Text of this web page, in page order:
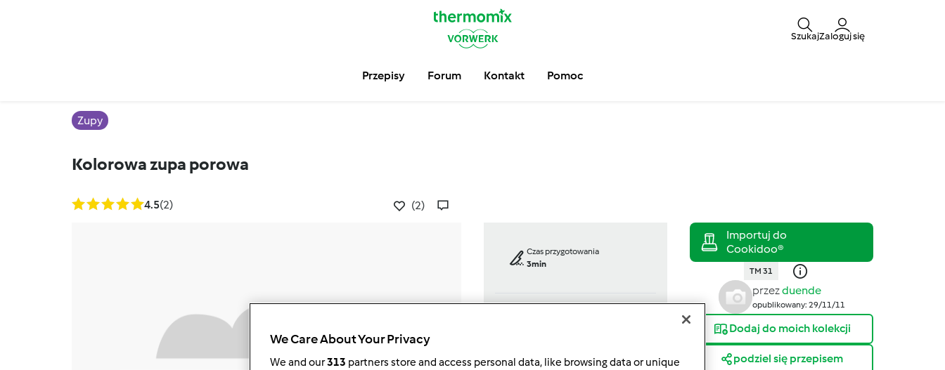
SzukajZaloguj się
Przepisy Forum Kontakt Pomoc
Zupy
Kolorowa zupa porowa
4.5(2) (2)
Czas przygotowania
3min
TM 31
przezduende
opublikowany: 29/11/11
Dodaj do moich kolekcji
podziel się przepisem
We Care About Your Privacy
We and our313 partners store and access personal data, like browsing data or unique